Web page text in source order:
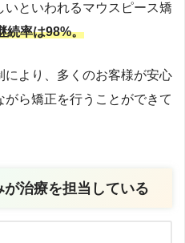
といわれるマウスピース矯
続率は98%。
により、多くのお客様が安心
ら矯正を行うことができて
治療を担当している